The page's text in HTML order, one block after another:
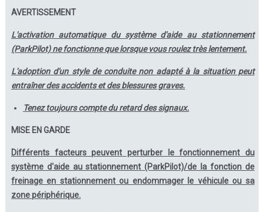
AVERTISSEMENT
L'activation automatique du système d'aide au stationnement
(ParkPilot) ne fonctionne que lorsque vous roulez très lentement.
L'adoption d'un style de conduite non adapté à la situation peut
entraîner des accidents et des blessures graves.
Tenez toujours compte du retard des signaux.
MISE EN GARDE
Différents facteurs peuvent perturber le fonctionnement du
système d'aide au stationnement (ParkPilot)/de la fonction de
freinage en stationnement ou endommager le véhicule ou sa
zone périphérique.